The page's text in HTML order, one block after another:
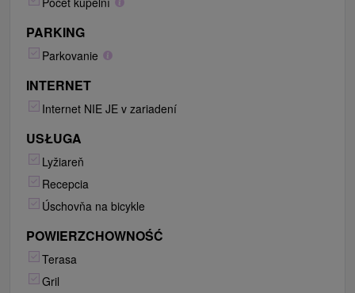
PARKING
Parkovanie
INTERNET
Internet NIE JE v zariadení
USŁUGA
Lyžiareň
Recepcia
Úschovňa na bicykle
POWIERZCHOWNOŚĆ
Terasa
Gril